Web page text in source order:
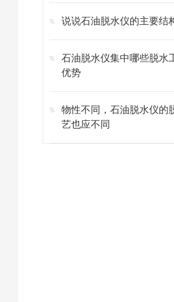
说说石油脱水仪的主要结
石油脱水仪集中哪些脱水
优势
物性不同，石油脱水仪的
艺也应不同